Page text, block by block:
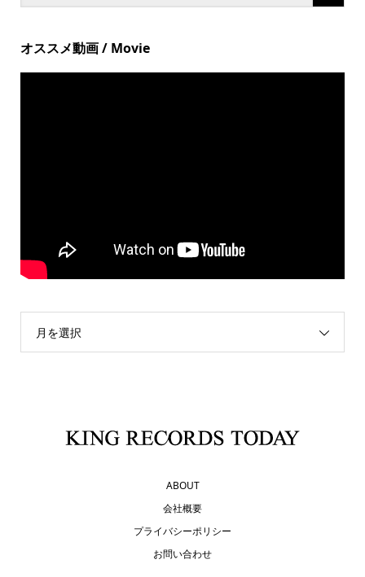
オススメ動画 / Movie
月を選択
ABOUT
会社概要
プライバシーポリシー
お問い合わせ